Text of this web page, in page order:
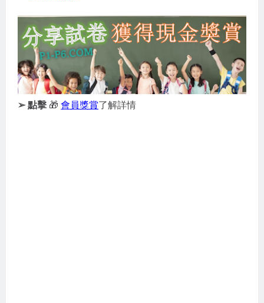
➢ 點擊 🎁 會員獎賞了解詳情